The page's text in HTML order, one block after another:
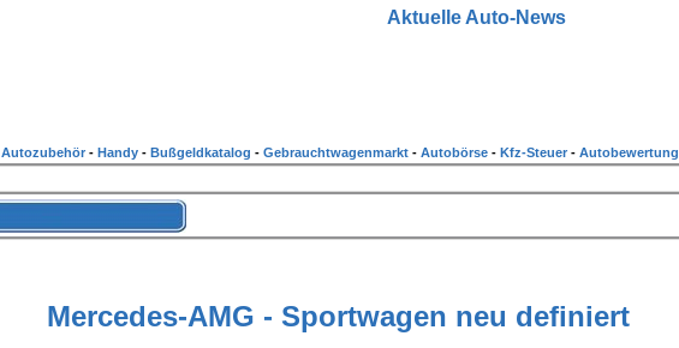
Mercedes-AMG - Sportwagen neu definiert
Aktuelle Auto-News
Autozubehör - Handy - Bußgeldkatalog - Gebrauchtwagenmarkt - Autobörse - Kfz-Steuer - Autobewertung